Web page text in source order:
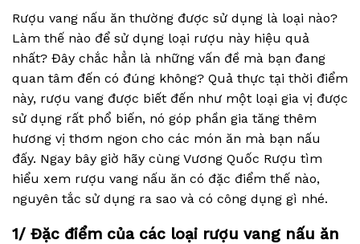
Rượu vang nấu ăn thường được sử dụng là loại nào?
Làm thế nào để sử dụng loại rượu này hiệu quả
nhất? Đây chắc hẳn là những vấn đề mà bạn đang
quan tâm đến có đúng không? Quả thực tại thời điểm
này, rượu vang được biết đến như một loại gia vị được
sử dụng rất phổ biến, nó góp phần gia tăng thêm
hương vị thơm ngon cho các món ăn mà bạn nấu
đấy. Ngay bây giờ hãy cùng Vương Quốc Rượu tìm
hiểu xem rượu vang nấu ăn có đặc điểm thế nào,
nguyên tắc sử dụng ra sao và có công dụng gì nhé.
1/ Đặc điểm của các loại rượu vang nấu ăn